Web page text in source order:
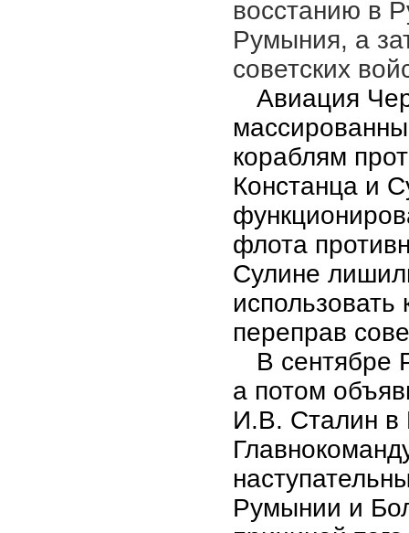
восстанию в
Румыния, а
советских
Авиация
кораблям
Констанца и
флота
Сулине
переправ
В сентябре
а потом
И.В. Сталин в
Румынии и